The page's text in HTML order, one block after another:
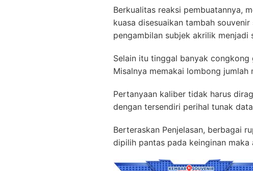
Berkualitas reaksi pembuatannya,
kuasa disesuaikan tambah
pengambilan subjek akrilik menjadi
Selain itu tinggal banyak congkong
Misalnya memakai lombong
Pertanyaan kaliber tidak harus
dengan tersendiri perihal tunak
Berteraskan Penjelasan, berbagai
dipilih pantas pada keinginan